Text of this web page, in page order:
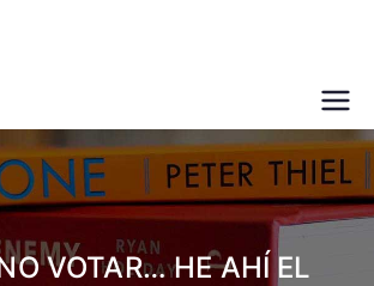
VOTAR… HE AHÍ EL